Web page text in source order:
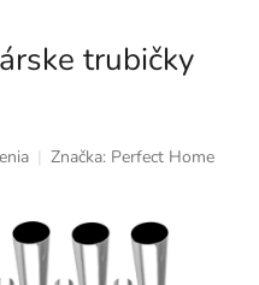
trubičky
Značka: Perfect Home